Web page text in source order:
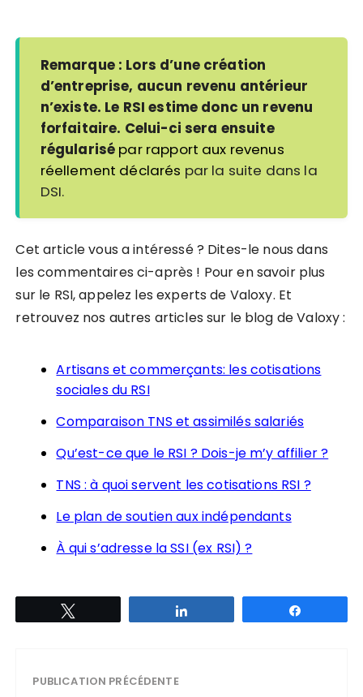
Remarque : Lors d’une création
d’entreprise, aucun revenu antérieur
n’existe. Le RSI estime donc un revenu
forfaitaire. Celui-ci sera ensuite
régularisé par rapport aux revenus
réellement déclarés par la suite dans la
DSI.
Cet article vous a intéressé ? Dites-le nous dans
les commentaires ci-après ! Pour en savoir plus
sur le RSI, appelez les experts de Valoxy. Et
retrouvez nos autres articles sur le blog de Valoxy :
Artisans et commerçants: les cotisations
sociales du RSI
Comparaison TNS et assimilés salariés
Qu’est-ce que le RSI ? Dois-je m’y affilier ?
TNS : à quoi servent les cotisations RSI ?
Le plan de soutien aux indépendants
À qui s’adresse la SSI (ex RSI) ?
PUBLICATION PRÉCÉDENTE